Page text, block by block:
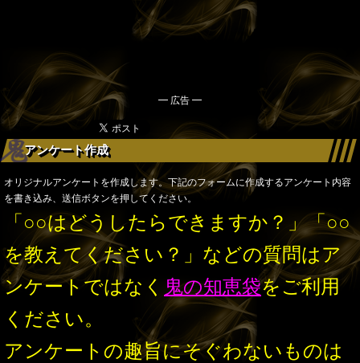
━ 広告 ━
アンケート作成
オリジナルアンケートを作成します。下記のフォームに作成するアンケート内容
を書き込み、送信ボタンを押してください。
「○○はどうしたらできますか？」「○○
を教えてください？」などの質問はア
ンケートではなく 鬼の知恵袋をご利用
ください。
アンケートの趣旨にそぐわないものは